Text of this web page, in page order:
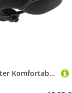
TOBBOMEY Breiter Komfortabler Fahrradsattel mit Stoßdämpfendem Sitzkissen Passend für Mountainbike Rennrad und Citybike Leicht Montierbar Waschbar für Lange Fahrradtouren